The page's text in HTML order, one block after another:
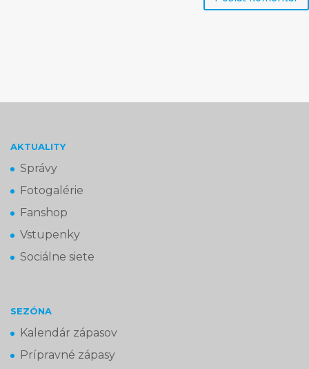
AKTUALITY
Správy
Fotogalérie
Fanshop
Vstupenky
Sociálne siete
SEZÓNA
Kalendár zápasov
Prípravné zápasy